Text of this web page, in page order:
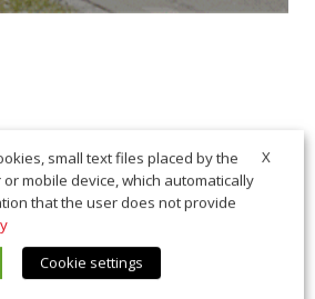
X
small text files placed by the
mobile device, which automatically
that the user does not provide
Cookie settings